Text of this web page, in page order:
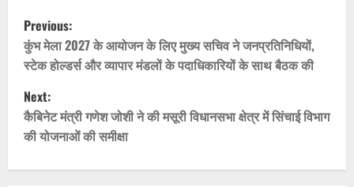
P
o
s
t
n
Previous:
कुंभ मेला 2027 के आयोजन के लिए मुख्य सचिव ने जनप्रतिनिधियों,
स्टेक होल्डर्स और व्यापार मंडलों के पदाधिकारियों के साथ बैठक की
Next:
कैबिनेट मंत्री गणेश जोशी ने की मसूरी विधानसभा क्षेत्र में सिंचाई विभाग
की योजनाओं की समीक्षा